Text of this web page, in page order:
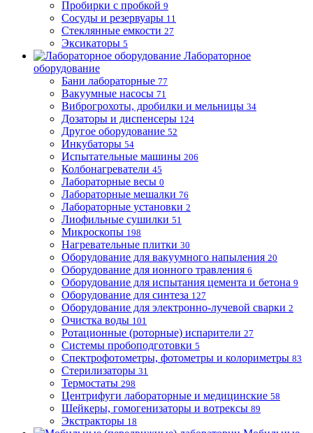
Пробирки с пробкой 9
Сосуды и резервуары 11
Стеклянные емкости 27
Эксикаторы 5
Лабораторное
оборудование
Бани лабораторные 77
Вакуумные насосы 71
Виброгрохоты, дробилки и мельницы 34
Дозаторы и диспенсеры 124
Другое оборудование 52
Инкубаторы 54
Испытательные машины 206
Колбонагреватели 45
Лабораторные весы 0
Лабораторные мешалки 76
Лабораторные установки 2
Лиофильные сушилки 51
Микроскопы 198
Нагревательные плитки 30
Оборудование для вакуумного напыления 20
Оборудование для ионного травления 6
Оборудование для испытания цемента и бетона 9
Оборудование для синтеза 127
Оборудование для электронно-лучевой сварки 2
Очистка воды 101
Ротационные (роторные) испарители 27
Системы пробоподготовки 5
Спектрофотометры, фотометры и колориметры 83
Стерилизаторы 31
Термостаты 298
Центрифуги лабораторные и медицинские 58
Шейкеры, гомогенизаторы и вотрексы 89
Экстракторы 18